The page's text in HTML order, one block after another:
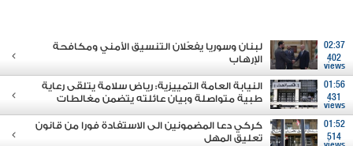
02:37
402
views
لبنان وسوريا يفعّلان التنسيق الأمني ومكافحة
الإرهاب
01:56
431
views
النيابة العامة التمييزية: رياض سلامة يتلقى رعاية
طبية متواصلة وبيان عائلته يتضمن مغالطات
01:52
514
كركي دعا المضمونين الى الاستفادة فورا من قانون
تعليق المهل